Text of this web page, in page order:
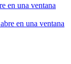
en una ventana
en una ventana